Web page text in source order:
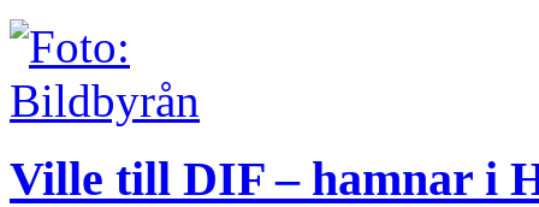
Ville till DIF – hamnar i